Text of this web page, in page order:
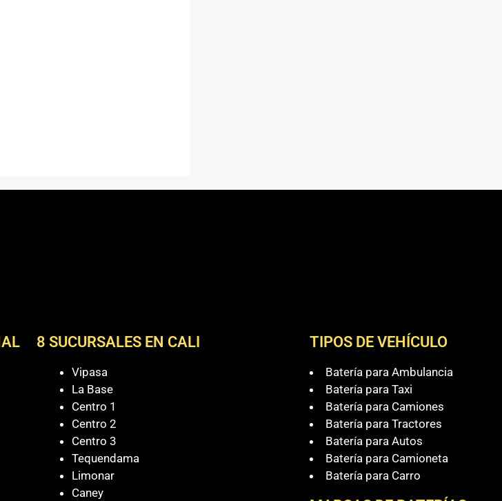
8 SUCURSALES EN CALI
Vipasa
La Base
Centro 1
Centro 2
Centro 3
Tequendama
Limonar
Caney
TIPOS DE VEHÍCULO
Batería para Ambulancia
Batería para Taxi
Batería para Camiones
Batería para Tractores
Batería para Autos
Batería para Camioneta
Batería para Carro